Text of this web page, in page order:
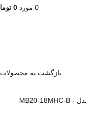
0 مورد 0
بازگشت به محصولات